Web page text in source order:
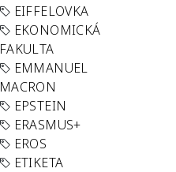
EIFFELOVKA
EKONOMICKÁ
FAKULTA
EMMANUEL
MACRON
EPSTEIN
ERASMUS+
EROS
ETIKETA